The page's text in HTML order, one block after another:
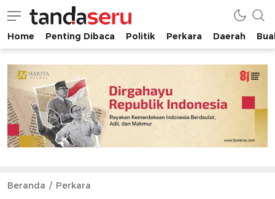
tandaseru.com | Penting Dibaca
tandaseru.com
Home Penting Dibaca Politik Perkara Daerah
Beranda Perkara